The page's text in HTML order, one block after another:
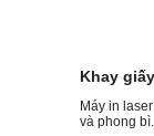
Khay
Máy in
và phong bì.